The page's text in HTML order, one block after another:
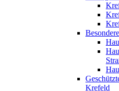
Krefeld